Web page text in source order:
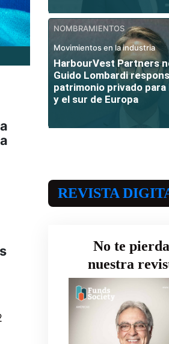
NOMBRAMIENTOS
Movimientos en la industria
HarbourVest Partners
Guido Lombardi
patrimonio privado para
y el sur de Europa
REVISTA
No te
nuestra